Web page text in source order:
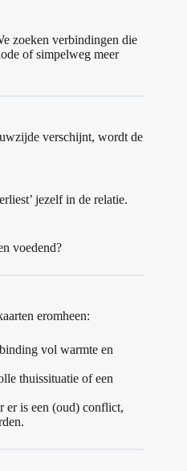
zoeken verbindingen die
of simpelweg meer
verschijnt, wordt de
jezelf in de relatie.
voedend?
eromheen:
vol warmte en
thuissituatie of een
er is een (oud) conflict,